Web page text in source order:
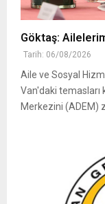
Göktaş:
Tarih: 06/08/2026
Aile ve Sosyal
Van'daki temasları
Merkezini (ADEM)